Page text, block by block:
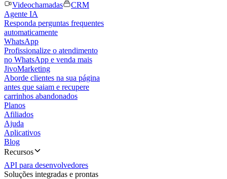
Videochamadas
CRM
Agente IA
Responda perguntas frequentes
automaticamente
WhatsApp
Profissionalize o atendimento
no WhatsApp e venda mais
JivoMarketing
Aborde clientes na sua página
antes que saiam e recupere
carrinhos abandonados
Planos
Afiliados
Ajuda
Aplicativos
Blog
Recursos
API para desenvolvedores
Soluções integradas e prontas